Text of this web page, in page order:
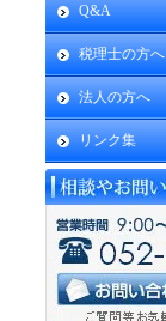
Q&A
税理士の方へ
法人の方へ
リンク集